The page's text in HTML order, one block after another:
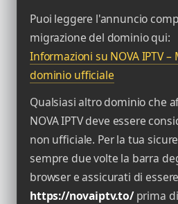
Puoi leggere l'annuncio
migrazione del dominio qui:
Informazioni su NOVA IPTV –
dominio ufficiale
Qualsiasi altro dominio che
NOVA IPTV deve essere
non ufficiale. Per la tua
sempre due volte la barra
browser e assicurati di
https://novaiptv.to/prima